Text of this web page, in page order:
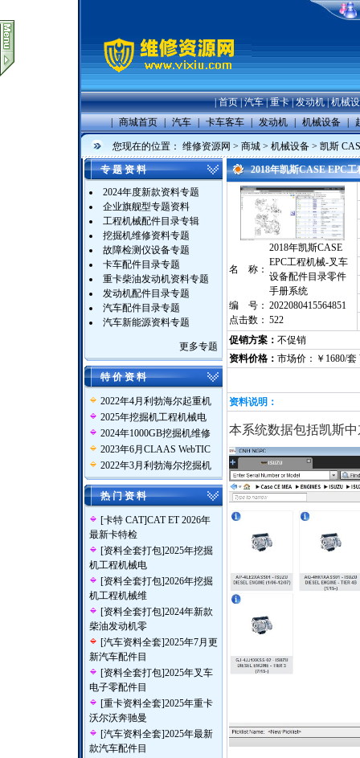
|首页|汽车|重卡|发动机|机械
| 商城首页 | 汽车 | 卡车客车 | 发动机 | 机械设备 |
您现在的位置： 维修资源网 > 商城 > 机械设备 > 凯斯
专 题 资 料
2024年度新款资料专题
企业旗舰型专题资料
工程机械配件目录专辑
挖掘机维修资料专题
故障检测仪设备专题
卡车配件目录专题
重卡柴油发动机资料专题
发动机配件目录专题
汽车配件目录专题
汽车新能源资料专题
更多专题
特 价 资 料
2022年4月利勃海尔起重机
2025年挖掘机工程机械电
2024年1000GB挖掘机维修
2023年6月CLAAS WebTIC
2022年3月利勃海尔挖掘机
热 门 资 料
[卡特 CAT]CAT ET 2026年
最新卡特检
[资料全套打包]2025年挖掘
机工程机械电
[资料全套打包]2026年挖掘
机工程机械维
[资料全套打包]2024年新款
柴油发动机零
[汽车资料全套]2025年7月更
新汽车配件目
[资料全套打包]2025年叉车
电子零配件目
[重卡资料全套]2025年重卡
沃尔沃奔驰曼
[汽车资料全套]2025年最新
款汽车配件目
2018年凯斯CASE EPC
名 称：
2018年凯斯CASE
EPC工程机械-叉车
设备配件目录零件
手册系统
编 号： 2022080415564851
点击数： 522
促销方案： 不促销
资料价格： 市场价：￥1680/
资料说明：
本系统数据包括凯斯